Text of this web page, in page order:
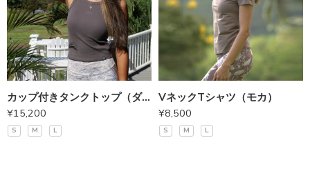
カップ付きタンクトップ（ダークグレー）
¥15,200
S M L
VネックTシャツ（モカ）
¥8,500
S M L